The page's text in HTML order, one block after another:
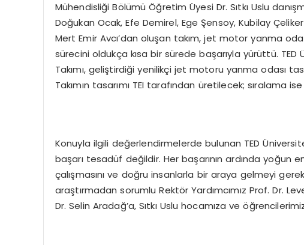
Mühendisliği Bölümü Öğretim Üyesi Dr. Sıtkı Uslu
Doğukan Ocak, Efe Demirel, Ege Şensoy, Kubilay
Mert Emir Avcı’dan oluşan takım, jet motor yanma
sürecini oldukça kısa bir sürede başarıyla yürüttü.
Takımı, geliştirdiği yenilikçi jet motoru yanma odası
Takımın tasarımı TEI tarafından üretilecek; sıralama
Konuyla ilgili değerlendirmelerde bulunan TED
başarı tesadüf değildir. Her başarının ardında yoğun
çalışmasını ve doğru insanlarla bir araya gelmeyi
araştırmadan sorumlu Rektör Yardımcımız Prof. Dr.
Dr. Selin Aradağ’a, Sıtkı Uslu hocamıza ve